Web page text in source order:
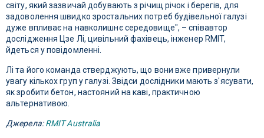
світу, який зазвичай добувають з річищ річок і берегів, для
задоволення швидко зростальних потреб будівельної галузі
дуже впливає на навколишнє середовище", – співавтор
дослідження Цзе Лі, цивільний фахівець, інженер RMIT,
йдеться у повідомленні.
Лі та його команда стверджують, що вони вже привернули
увагу кількох груп у галузі. Звідси дослідники мають з'ясувати,
як зробити бетон, настояний на каві, практичною
альтернативою.
Джерела:RMIT Australia